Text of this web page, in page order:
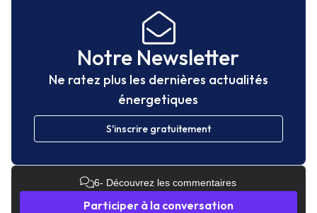
Notre Newsletter
Ne ratez plus les dernières actualités
énergetiques
S'inscrire gratuitement
6- Découvrez les commentaires
Participer à la conversation